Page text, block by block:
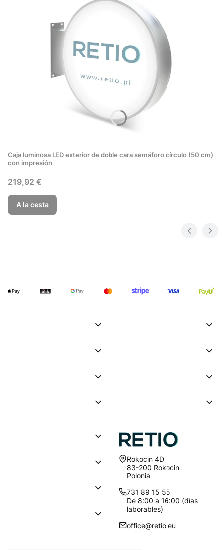
Caja luminosa LED exterior de doble cara semáforo círculo (50 cm)
con impresión
Precio
219,92 €
A la cesta
Dirección:
Rokocin 4D
83-200 Rokocin
Polonia
731 89 15 55
De 8:00 a 16:00 (días
laborables)
office@retio.eu